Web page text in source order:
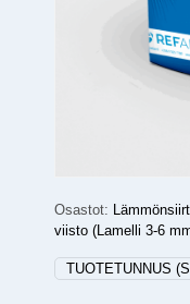
Osastot:
viisto (Lamelli 3-6
TUOTETUNNUS